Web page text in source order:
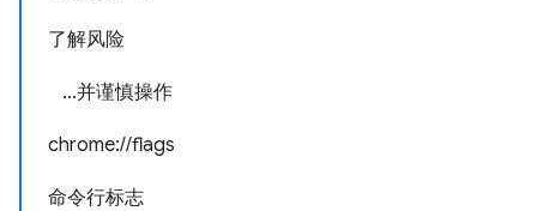
了解风险
...并谨慎操作
chrome://flags
命令行标志